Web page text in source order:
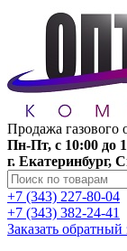
Продажа газового
Пн-Пт, с 10:00 до
г. Екатеринбург,
+7 (343) 227-80-04
+7 (343) 382-24-41
Заказать обратный